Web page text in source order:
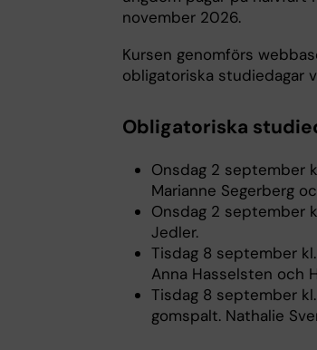
november 2026.
Kursen genomförs
obligatoriska studiedagar
Obligatoriska
Onsdag 2 september
Marianne Segerberg
Onsdag 2 september
Jedler.
Tisdag 8 september
Anna Hasselsten och
Tisdag 8 september
gomspalt. Nathalie